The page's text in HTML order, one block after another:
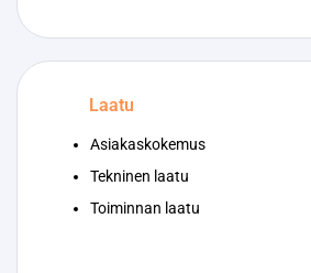
Laatu
Asiakaskokemus
Tekninen laatu
Toiminnan laatu